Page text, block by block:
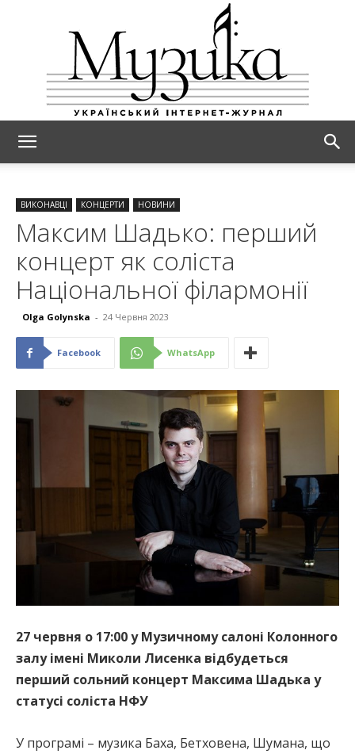
ВИКОНАВЦІ КОНЦЕРТИ НОВИНИ
Максим Шадько: перший
концерт як соліста
Національної філармонії
Olga Golynska - 24 Червня 2023
Facebook WhatsApp
27 червня о 17:00 у Музичному салоні Колонного
залу імені Миколи Лисенка відбудеться
перший сольний концерт Максима Шадька у
статусі соліста НФУ
У програмі – музика Баха, Бетховена, Шумана, що